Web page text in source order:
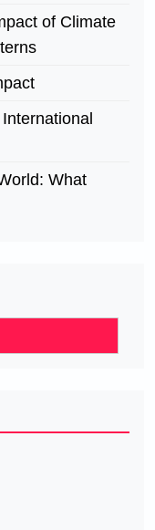
of Climate
What